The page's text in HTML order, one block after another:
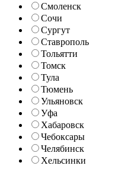
Смоленск
Сочи
Сургут
Ставрополь
Тольятти
Томск
Тула
Тюмень
Ульяновск
Уфа
Хабаровск
Чебоксары
Челябинск
Хельсинки